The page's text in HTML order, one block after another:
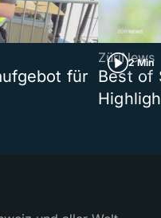
für
2 Min
ZüriNews
Best of